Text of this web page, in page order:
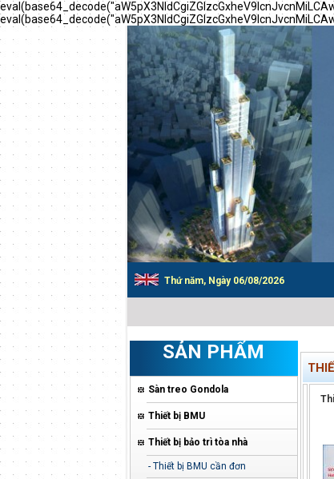
Thứ năm, Ngày 06/08/2026
SẢN PHẨM
Sàn treo Gondola
Thiết bị BMU
Thiết bị bảo trì tòa nhà
- Thiết bị BMU cần đơn